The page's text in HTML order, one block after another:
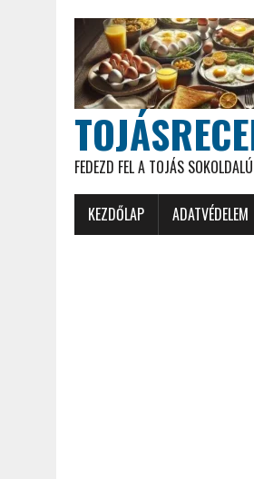
FEDEZD FEL A TOJÁS
KEZDŐLAP ADATVÉDELEM